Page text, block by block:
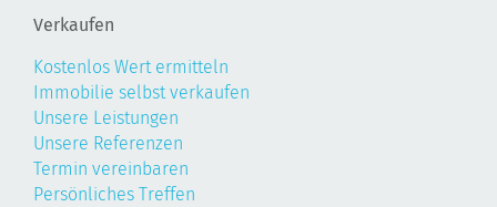
Verkaufen
Kostenlos Wert ermitteln
Immobilie selbst verkaufen
Unsere Leistungen
Unsere Referenzen
Termin vereinbaren
Persönliches Treffen